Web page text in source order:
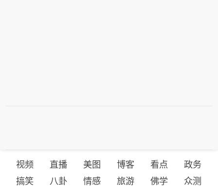
视频 直播 美图 博客 看点
政务
搞笑
八卦 情感 旅游 佛学 众测